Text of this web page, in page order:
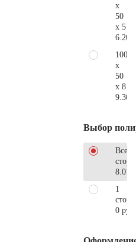
x
50
x 5
100
x
50
x 8
Выбор
Все
1
0 руб.